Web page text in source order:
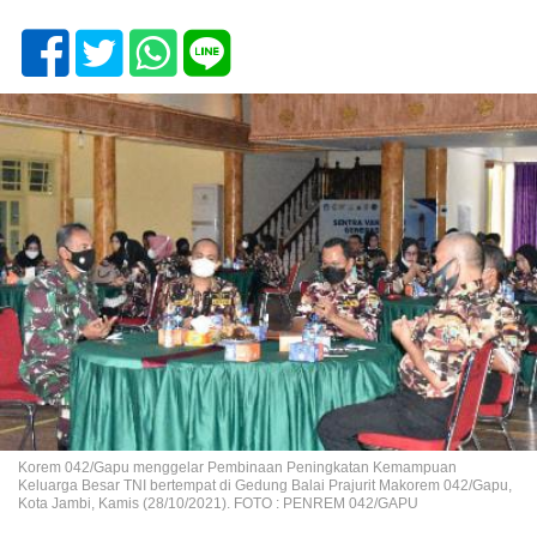
Korem 042/Gapu menggelar Pembinaan Peningkatan Kemampuan
Keluarga Besar TNI bertempat di Gedung Balai Prajurit Makorem 042/Gapu,
Kota Jambi, Kamis (28/10/2021). FOTO : PENREM 042/GAPU